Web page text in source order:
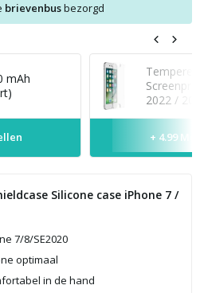
brievenbusbezorgd
mAh
Tempered
2022 /
+ 4.99
Silicone case iPhone 7 /
7/8/SE2020
optimaal
in de hand